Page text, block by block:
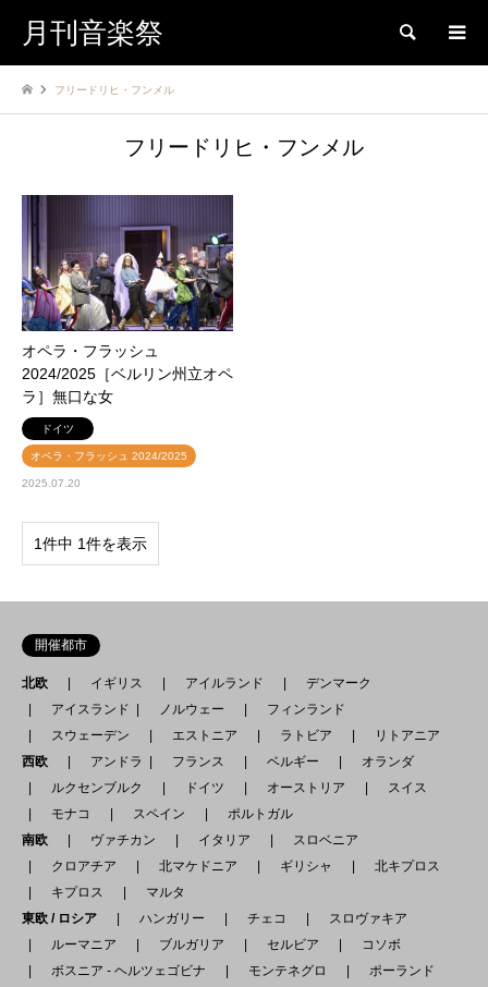
月刊音楽祭 検索
フリードリヒ・フンメル
フリードリヒ・フンメル
オペラ・フラッシュ
2024/2025［ベルリン州立オペ
ラ］無口な女
ドイツ
オペラ・フラッシュ 2024/2025
2025.07.20
1件中 1件を表示
開催都市
北欧 イギリス アイルランド
デンマーク
アイスランド
ノルウェー
フィンランド
スウェーデン
エストニア ラトビア
リトアニア
西欧
アンドラ フランス ベルギー
オランダ
ルクセンブルク
ドイツ オーストリア
スイス
モナコ
スペイン
ポルトガル
南欧
ヴァチカン イタリア
スロベニア
クロアチア
北マケドニア ギリシャ
北キプロス
キプロス
マルタ
東欧 / ロシア
ハンガリー チェコ
スロヴァキア
ルーマニア
ブルガリア セルビア
コソボ
ボスニア - ヘルツェゴビナ
モンテネグロ
ポーランド